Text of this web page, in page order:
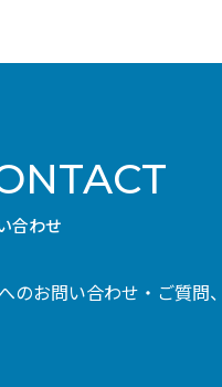
合わせ
のお問い合わせ・ご質問